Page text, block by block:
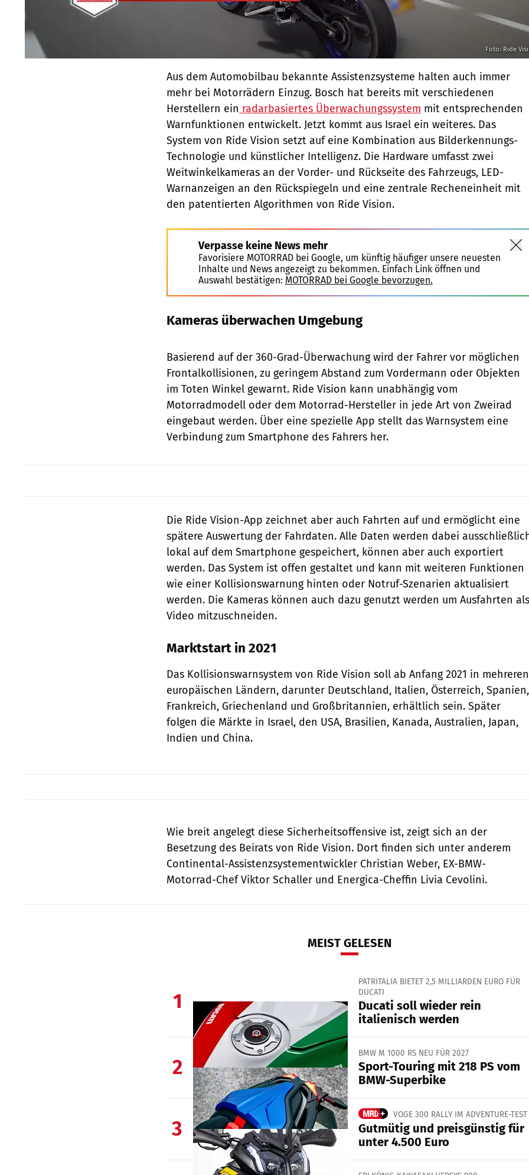
Foto: Ride
Aus dem Automobilbau bekannte Assistenzsysteme halten auch immer
mehr bei Motorrädern Einzug. Bosch hat bereits mit verschiedenen
Herstellern ein radarbasiertes Überwachungssystem mit entsprechenden
Warnfunktionen entwickelt. Jetzt kommt aus Israel ein weiteres. Das
System von Ride Vision setzt auf eine Kombination aus Bilderkennungs-
Technologie und künstlicher Intelligenz. Die Hardware umfasst zwei
Weitwinkelkameras an der Vorder- und Rückseite des Fahrzeugs, LED-
Warnanzeigen an den Rückspiegeln und eine zentrale Recheneinheit mit
den patentierten Algorithmen von Ride Vision.
Verpasse keine News mehr
Favorisiere MOTORRAD bei Google, um künftig häufiger unsere neuesten
Inhalte und News angezeigt zu bekommen. Einfach Link öffnen und
Auswahl bestätigen: MOTORRAD bei Google bevorzugen.
Kameras überwachen Umgebung
Basierend auf der 360-Grad-Überwachung wird der Fahrer vor möglichen
Frontalkollisionen, zu geringem Abstand zum Vordermann oder Objekten
im Toten Winkel gewarnt. Ride Vision kann unabhängig vom
Motorradmodell oder dem Motorrad-Hersteller in jede Art von Zweirad
eingebaut werden. Über eine spezielle App stellt das Warnsystem eine
Verbindung zum Smartphone des Fahrers her.
Die Ride Vision-App zeichnet aber auch Fahrten auf und ermöglicht eine
spätere Auswertung der Fahrdaten. Alle Daten werden dabei
lokal auf dem Smartphone gespeichert, können aber auch exportiert
werden. Das System ist offen gestaltet und kann mit weiteren Funktionen
wie einer Kollisionswarnung hinten oder Notruf-Szenarien aktualisiert
werden. Die Kameras können auch dazu genutzt werden um Ausfahrten als
Video mitzuschneiden.
Marktstart in 2021
Das Kollisionswarnsystem von Ride Vision soll ab Anfang 2021 in mehreren
europäischen Ländern, darunter Deutschland, Italien, Österreich, Spanien,
Frankreich, Griechenland und Großbritannien, erhältlich sein. Später
folgen die Märkte in Israel, den USA, Brasilien, Kanada, Australien, Japan,
Indien und China.
Wie breit angelegt diese Sicherheitsoffensive ist, zeigt sich an der
Besetzung des Beirats von Ride Vision. Dort finden sich unter anderem
Continental-Assistenzsystementwickler Christian Weber, EX-BMW-
Motorrad-Chef Viktor Schaller und Energica-Cheffin Livia Cevolini.
MEIST GELESEN
1
PATRITALIA BIETET 2,5 MILLIARDEN EURO FÜR
DUCATI
Ducati soll wieder rein
italienisch werden
2
BMW M 1000 RS NEU FÜR 2027
Sport-Touring mit 218 PS vom
BMW-Superbike
3
VOGE 300 RALLY IM ADVENTURE-TEST
Gutmütig und preisgünstig für
unter 4.500 Euro